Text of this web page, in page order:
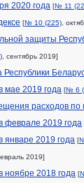
2020 года [№ 11
[№ 10 (225) ,
защиты
, сентябрь 2019]
Республики
мае 2019 года [№ 6
расходов
феврале 2019 года
январе 2019 года [
2019]
ноябре 2018 года [